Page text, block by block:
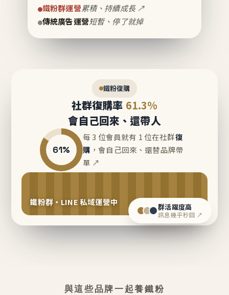
鐵粉群運營累積、持續成長 ↗
傳統廣告運營短暫、停了就掉
鐵粉復購
社群復購率 61.3%
會自己回來、還帶人
61%
每 3 位會員就有 1 位在社群復
購 ，會自己回來、還替品牌帶
單 ↗
鐵粉群・LINE 私域運營中 群活躍度高
訊息幾乎秒回 ↗
與這些品牌一起養鐵粉